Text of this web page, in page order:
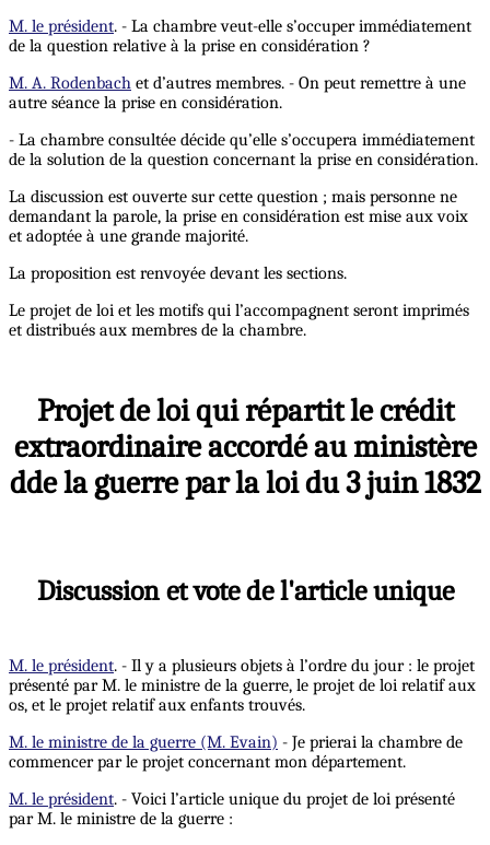
M. le président. - La chambre veut-elle s’occuper immédiatement
de la question relative à la prise en considération ?
M. A. Rodenbach et d’autres membres. - On peut remettre à une
autre séance la prise en considération.
- La chambre consultée décide qu’elle s’occupera immédiatement
de la solution de la question concernant la prise en considération.
La discussion est ouverte sur cette question ; mais personne ne
demandant la parole, la prise en considération est mise aux voix
et adoptée à une grande majorité.
La proposition est renvoyée devant les sections.
Le projet de loi et les motifs qui l’accompagnent seront imprimés
et distribués aux membres de la chambre.
Projet de loi qui répartit le crédit
extraordinaire accordé au ministère
dde la guerre par la loi du 3 juin 1832
Discussion et vote de l'article unique
M. le président. - Il y a plusieurs objets à l’ordre du jour : le projet
présenté par M. le ministre de la guerre, le projet de loi relatif aux
os, et le projet relatif aux enfants trouvés.
M. le ministre de la guerre (M. Evain) - Je prierai la chambre de
commencer par le projet concernant mon département.
M. le président. - Voici l’article unique du projet de loi présenté
par M. le ministre de la guerre :